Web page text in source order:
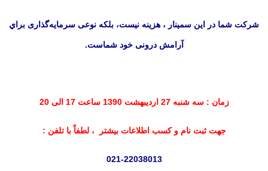
شركت شما در اين سمینار ، هزینه نيست، بلكه نوعی سرمايه‌گذاری براي
آرامش درونی خود شماست.
زمان : سه شنبه 27 اردیبهشت 1390 ساعت 17 الی 20
جهت ثبت نام و کسب اطلاعات بیشتر ، لطفاً با تلفن :
021-22038013